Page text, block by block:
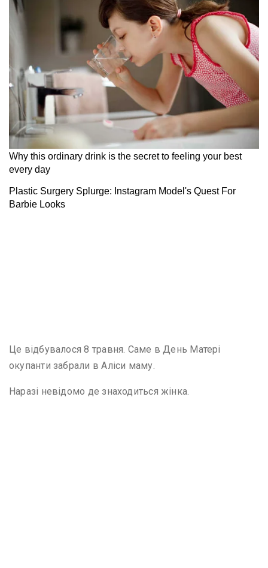
Це відбувалося 8 травня. Саме в День Матері
окупанти забрали в Аліси маму.
Наразі невідомо де знаходиться жінка.